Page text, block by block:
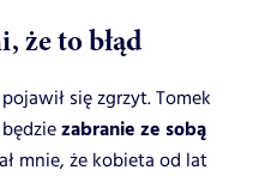
że to błąd
się zgrzyt. Tomek
zabranie ze sobą
mnie, że kobieta od lat